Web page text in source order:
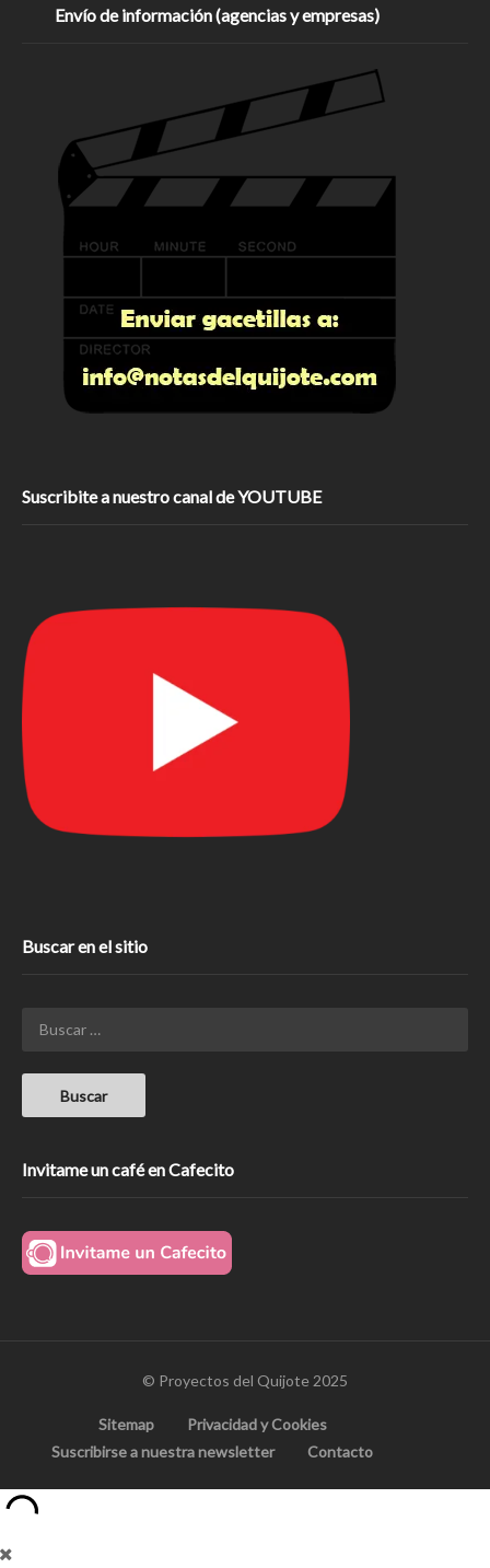
Envío de información (agencias y empresas)
Suscribite a nuestro canal de YOUTUBE
Buscar en el sitio
Invitame un café en Cafecito
© Proyectos del Quijote 2025
Sitemap
Privacidad y Cookies
Suscribirse a nuestra newsletter
Contacto